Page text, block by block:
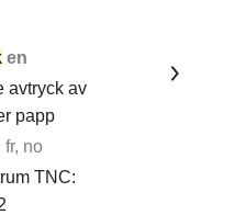
en
avtryck av
papp
fr, no
TNC: